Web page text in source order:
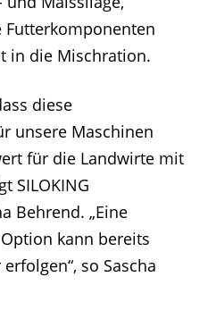
in die Mischration.
diese
unsere Maschinen
für die Landwirte mit
SILOKING
Behrend. „Eine
kann bereits
so Sascha